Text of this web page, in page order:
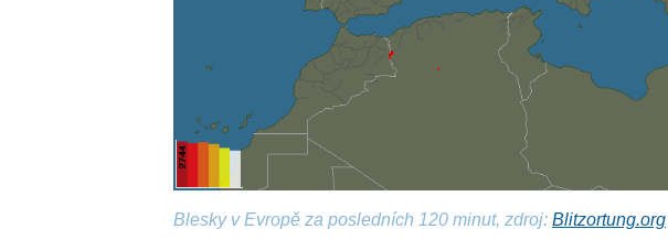
Blesky v Evropě za posledních 120 minut, zdroj:Blitzortung.org